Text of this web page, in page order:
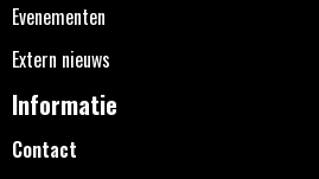
Evenementen
Extern nieuws
Informatie
Contact